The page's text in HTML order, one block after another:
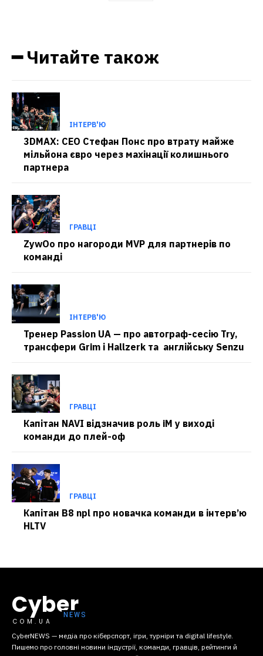
━ Читайте також
ІНТЕРВ'Ю
3DMAX: CEO Стефан Понс про втрату майже
мільйона євро через махінації колишнього
партнера
ГРАВЦІ
ZywOo про нагороди MVP для партнерів по
команді
ІНТЕРВ'Ю
Тренер Passion UA — про автограф-сесію Try,
трансфери Grim і Hallzerk та англійську Senzu
ГРАВЦІ
Капітан NAVI відзначив роль iM у виході
команди до плей-оф
ГРАВЦІ
Капітан B8 npl про новачка команди в інтерв’ю
HLTV
Cyber
COM.UA
CyberNEWS — медіа про кіберспорт, ігри, турніри та digital lifestyle.
Пишемо про головні новини індустрії, команди, гравців, рейтинги й